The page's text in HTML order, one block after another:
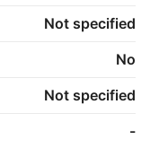
vil blive Not specified
No
Not specified
-